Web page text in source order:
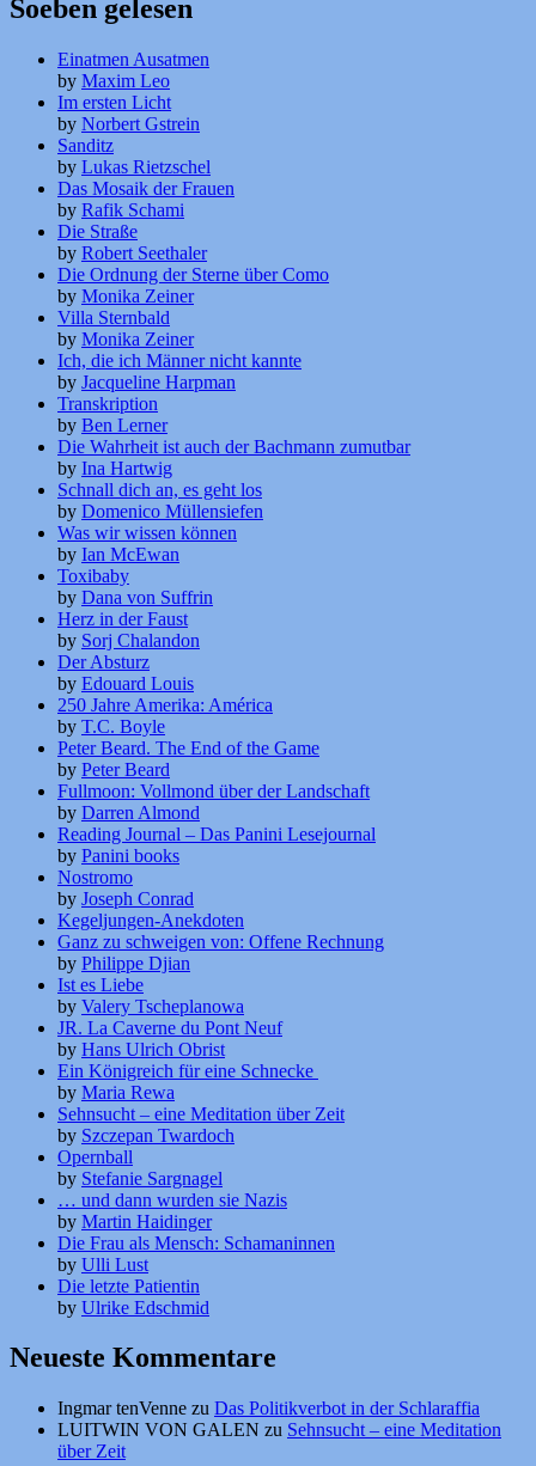
Soeben gelesen
Einatmen Ausatmen
by Maxim Leo
Im ersten Licht
by Norbert Gstrein
Sanditz
by Lukas Rietzschel
Das Mosaik der Frauen
by Rafik Schami
Die Straße
by Robert Seethaler
Die Ordnung der Sterne über Como
by Monika Zeiner
Villa Sternbald
by Monika Zeiner
Ich, die ich Männer nicht kannte
by Jacqueline Harpman
Transkription
by Ben Lerner
Die Wahrheit ist auch der Bachmann zumutbar
by Ina Hartwig
Schnall dich an, es geht los
by Domenico Müllensiefen
Was wir wissen können
by Ian McEwan
Toxibaby
by Dana von Suffrin
Herz in der Faust
by Sorj Chalandon
Der Absturz
by Edouard Louis
250 Jahre Amerika: América
by T.C. Boyle
Peter Beard. The End of the Game
by Peter Beard
Fullmoon: Vollmond über der Landschaft
by Darren Almond
Reading Journal – Das Panini Lesejournal
by Panini books
Nostromo
by Joseph Conrad
Kegeljungen-Anekdoten
Ganz zu schweigen von: Offene Rechnung
by Philippe Djian
Ist es Liebe
by Valery Tscheplanowa
JR. La Caverne du Pont Neuf
by Hans Ulrich Obrist
Ein Königreich für eine Schnecke
by Maria Rewa
Sehnsucht – eine Meditation über Zeit
by Szczepan Twardoch
Opernball
by Stefanie Sargnagel
… und dann wurden sie Nazis
by Martin Haidinger
Die Frau als Mensch: Schamaninnen
by Ulli Lust
Die letzte Patientin
by Ulrike Edschmid
Neueste Kommentare
Ingmar tenVenne zu Das Politikverbot in der Schlaraffia
LUITWIN VON GALEN zu Sehnsucht – eine Meditation
über Zeit